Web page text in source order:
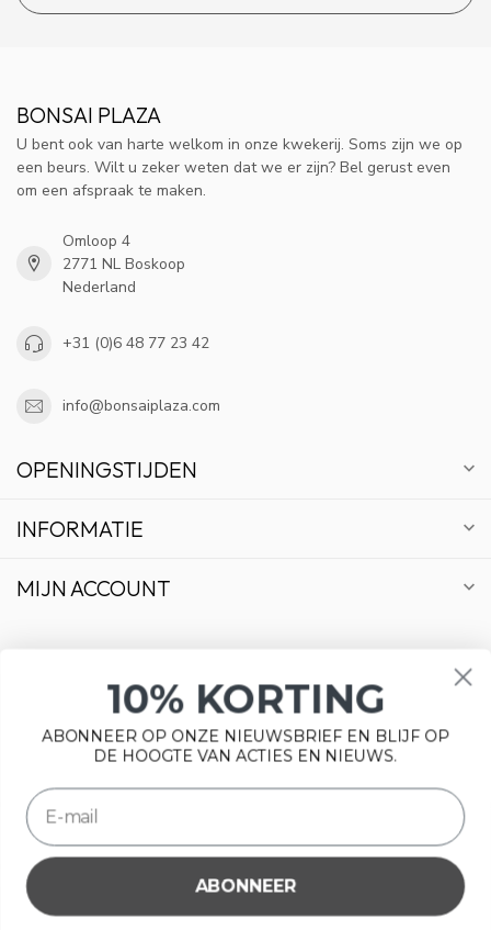
BONSAI PLAZA
U bent ook van harte welkom in onze kwekerij. Soms zijn we op
een beurs. Wilt u zeker weten dat we er zijn? Bel gerust even
om een afspraak te maken.
Omloop 4
2771 NL Boskoop
Nederland
+31 (0)6 48 77 23 42
info@bonsaiplaza.com
OPENINGSTIJDEN
INFORMATIE
MIJN ACCOUNT
© Copyright 2026 Bonsai Plaza
Wij slaan cookies op om onze website te verbeteren. Is dat
akkoord?
Ja Nee
10% KORTING
ABONNEER OP ONZE NIEUWSBRIEF EN BLIJF OP
DE HOOGTE VAN ACTIES EN NIEUWS.
ABONNEER